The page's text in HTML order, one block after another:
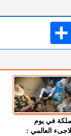
في يوم
العالمي :